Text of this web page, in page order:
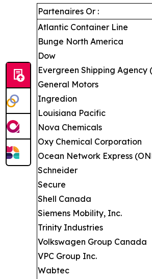
Partenaires Or :
Atlantic Container Line
Bunge North America
Dow
Evergreen Shipping Agency
General Motors
Ingredion
Louisiana Pacific
Nova Chemicals
Oxy Chemical Corporation
Ocean Network Express
Schneider
Secure
Shell Canada
Siemens Mobility, Inc.
Trinity Industries
Volkswagen Group Canada
VPC Group Inc.
Wabtec